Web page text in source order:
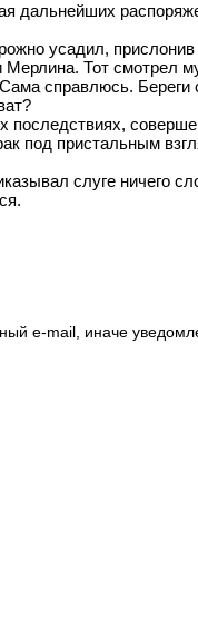
дальнейших
усадил,
Тот смотрел
справлюсь.
под пристальным
слуге ничего
e-mail, иначе